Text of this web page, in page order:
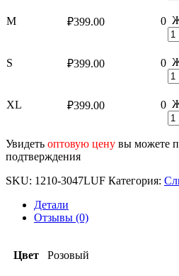
M ₽399.00 0
S ₽399.00 0
XL ₽399.00 0
Увидеть оптовую цену вы можете
подтверждения
SKU: 1210-3047LUF Категория:
Детали
Отзывы (0)
Цвет Розовый